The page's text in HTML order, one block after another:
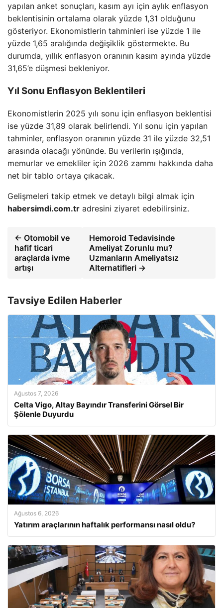
yapılan anket sonuçları, kasım ayı için aylık enflasyon
beklentisinin ortalama olarak yüzde 1,31 olduğunu
gösteriyor. Ekonomistlerin tahminleri ise yüzde 1 ile
yüzde 1,65 aralığında değişiklik göstermekte. Bu
durumda, yıllık enflasyon oranının kasım ayında yüzde
31,65’e düşmesi bekleniyor.
Yıl Sonu Enflasyon Beklentileri
Ekonomistlerin 2025 yılı sonu için enflasyon beklentisi
ise yüzde 31,89 olarak belirlendi. Yıl sonu için yapılan
tahminler, enflasyon oranının yüzde 31 ile yüzde 32,51
arasında olacağı yönünde. Bu verilerin ışığında,
memurlar ve emekliler için 2026 zammı hakkında daha
net bir tablo ortaya çıkacak.
Gelişmeleri takip etmek ve detaylı bilgi almak için
habersimdi.com.tr adresini ziyaret edebilirsiniz.
← Otomobil ve
hafif ticari
araçlarda ivme
artışı
Hemoroid Tedavisinde
Ameliyat Zorunlu mu?
Uzmanların Ameliyatsız
Alternatifleri →
Tavsiye Edilen Haberler
Ağustos 7, 2026
Celta Vigo, Altay Bayındır Transferini Görsel Bir
Şölenle Duyurdu
Ağustos 6, 2026
Yatırım araçlarının haftalık performansı nasıl oldu?